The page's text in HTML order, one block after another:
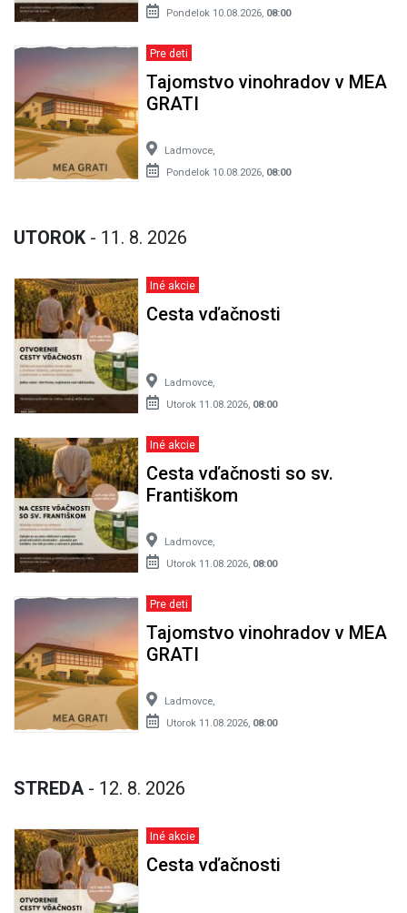
Pondelok 10.08.2026, 08:00
Pre deti
Tajomstvo vinohradov v MEA
GRATI
Ladmovce,
Pondelok 10.08.2026, 08:00
UTOROK - 11. 8. 2026
Iné akcie
Cesta vďačnosti
Ladmovce,
Utorok 11.08.2026, 08:00
Iné akcie
Cesta vďačnosti so sv.
Františkom
Ladmovce,
Utorok 11.08.2026, 08:00
Pre deti
Tajomstvo vinohradov v MEA
GRATI
Ladmovce,
Utorok 11.08.2026, 08:00
STREDA - 12. 8. 2026
Iné akcie
Cesta vďačnosti